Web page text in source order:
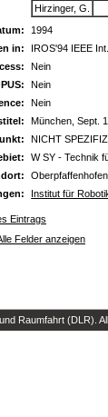
Hirzinger, G.
1994
in:
IROS'94 IEEE
Nein
Nein
Nein
München, Sept.
NICHT
W SY - Technik
Oberpfaffenhofen
Institut für
Eintrags
Felder anzeigen
Raumfahrt (DLR).